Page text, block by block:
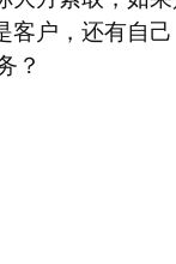
户，还有自
？